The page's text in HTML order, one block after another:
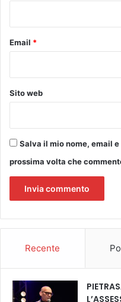
o
g
h
d
i
i
t
e
e
s
r
u
i
o
m
e
s
Email *
Sito web
Salva il mio nome, email
prossima volta che
Recente